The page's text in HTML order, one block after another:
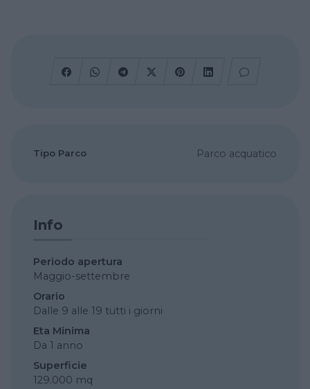
Tipo Parco Parco acquatico
Info
Periodo apertura
Maggio-settembre
Orario
Dalle 9 alle 19 tutti i giorni
Eta Minima
Da 1 anno
Superficie
129.000 mq